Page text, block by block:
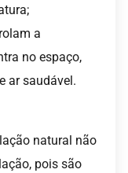
a
no espaço,
ar saudável.
natural não
pois são